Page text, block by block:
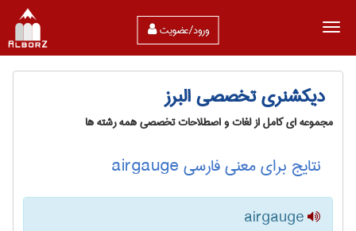
ورود/عضویت
دیکشنری تخصصی البرز
مجموعه ای کامل از لغات و اصطلاحات تخصصی همه رشته ها
نتایج برای معنی فارسی airgauge
airgauge